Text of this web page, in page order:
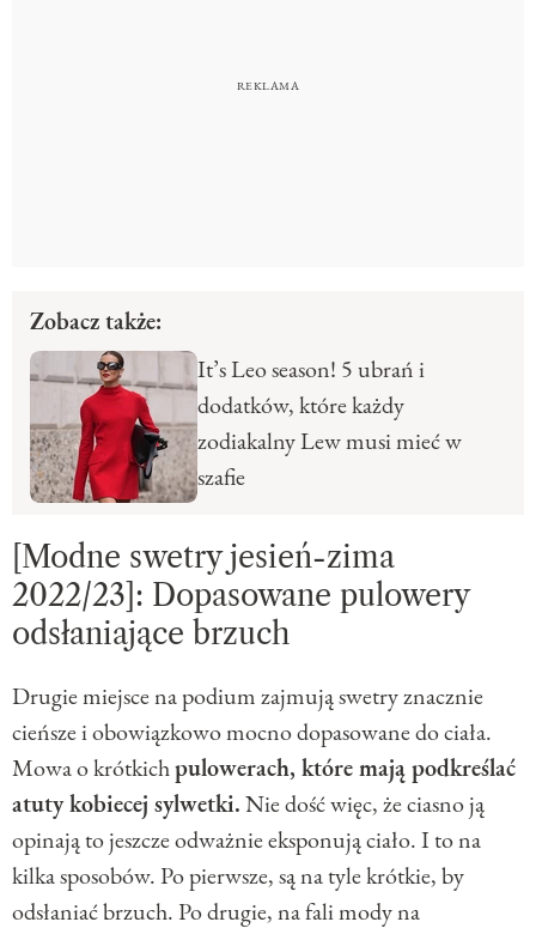
Zobacz także:
It’s Leo season! 5 ubrań i
dodatków, które każdy
zodiakalny Lew musi mieć w
szafie
[Modne swetry jesień-zima
2022/23]: Dopasowane pulowery
odsłaniające brzuch
Drugie miejsce na podium zajmują swetry znacznie
cieńsze i obowiązkowo mocno dopasowane do ciała.
Mowa o krótkichpulowerach, które mają podkreślać
atuty kobiecej sylwetki.Nie dość więc, że ciasno ją
opinają to jeszcze odważnie eksponują ciało. I to na
kilka sposobów. Po pierwsze, są na tyle krótkie, by
odsłaniać brzuch. Po drugie, na fali mody na